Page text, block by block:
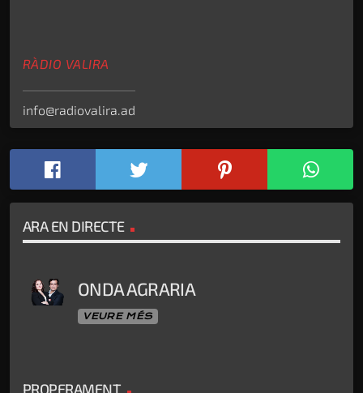
RÀDIO VALIRA
info@radiovalira.ad
ARA EN DIRECTE
ONDA AGRARIA
VEURE MÉS
PROPERAMENT